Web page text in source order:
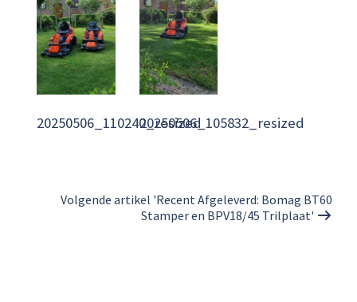
20250506_110240_resized20250506_105832_resized
Volgende artikel 'Recent Afgeleverd: Bomag BT60
Stamper en BPV18/45 Trilplaat'